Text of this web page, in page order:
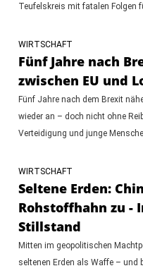
Teufelskreis mit fatalen Folgen
WIRTSCHAFT
Fünf Jahre nach
zwischen EU und
Fünf Jahre nach dem Brexit
wieder an – doch nicht ohne
Verteidigung und junge
WIRTSCHAFT
Seltene Erden:
Rohstoffhahn zu -
Stillstand
Mitten im geopolitischen
seltenen Erden als Waffe –